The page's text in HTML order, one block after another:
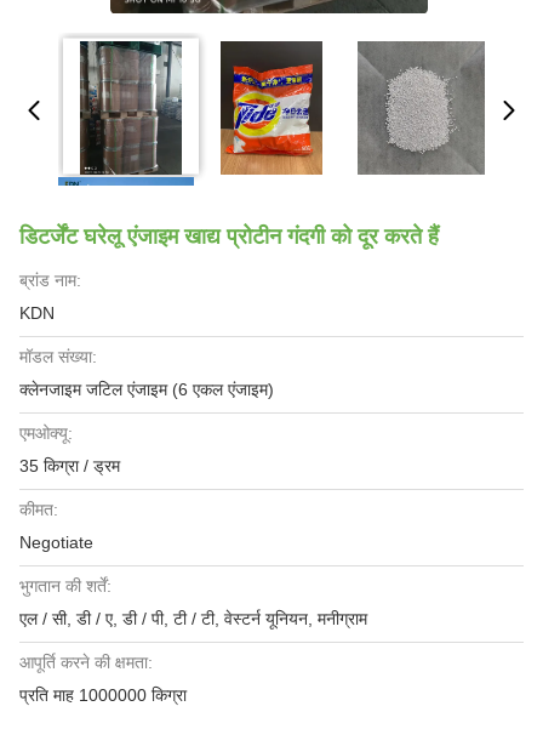
डिटर्जेंट घरेलू एंजाइम खाद्य प्रोटीन गंदगी को दूर करते हैं
ब्रांड नाम:
KDN
मॉडल संख्या:
क्लेनजाइम जटिल एंजाइम (6 एकल एंजाइम)
एमओक्यू:
35 किग्रा / ड्रम
कीमत:
Negotiate
भुगतान की शर्तें:
एल / सी, डी / ए, डी / पी, टी / टी, वेस्टर्न यूनियन, मनीग्राम
आपूर्ति करने की क्षमता:
प्रति माह 1000000 किग्रा